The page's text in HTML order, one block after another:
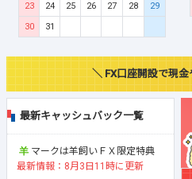
23
24 25 26 27 28
29
30
31
＼ FX口座開設で現
最新キャッシュバック一覧
マークは羊飼いＦＸ限定特典
最新情報：8月3日11時に更新